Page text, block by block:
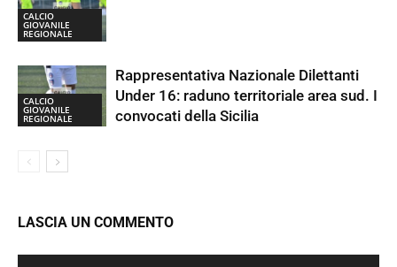
CALCIO
GIOVANILE
REGIONALE
CALCIO
GIOVANILE
REGIONALE
Rappresentativa Nazionale Dilettanti
Under 16: raduno territoriale area sud. I
convocati della Sicilia
LASCIA UN COMMENTO